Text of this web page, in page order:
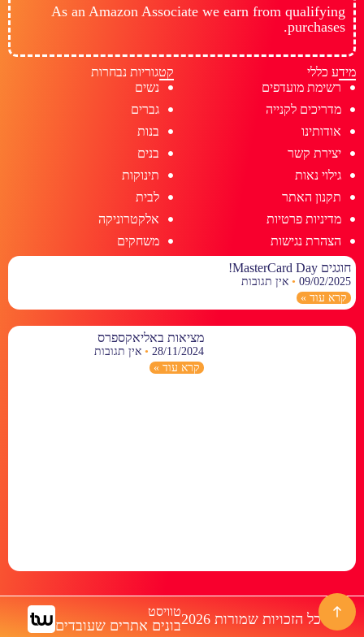
As an Amazon Associate we earn from qualifying
purchases.
מידע כללי
רשימת מועדפים
מדריכים לקנייה
אודותינו
יצירת קשר
גילוי נאות
תקנון האתר
מדיניות פרטיות
הצהרת נגישות
קטגוריות נבחרות
נשים
גברים
בנות
בנים
תינוקות
לבית
אלקטרוניקה
משחקים
חוגגים MasterCard Day!
09/02/2025
אין תגובות
קרא עוד »
מציאות באליאקספרס
28/11/2024 אין תגובות
קרא עוד »
© כל הזכויות שמורות 2026 טוויסט
בונים אתרים שעובדים